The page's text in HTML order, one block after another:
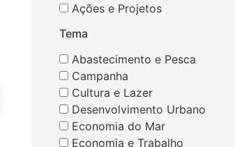
Ações e Projetos
Tema
Abastecimento e Pesca
Campanha
Cultura e Lazer
Desenvolvimento Urbano
Economia do Mar
Economia e Trabalho